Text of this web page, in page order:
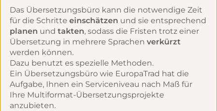
Das Übersetzungsbüro kann die notwendige Zeit
für die Schritte einschätzen und sie entsprechend
planen und takten, sodass die Fristen trotz einer
Übersetzung in mehrere Sprachen verkürzt
werden können.
Dazu benutzt es spezielle Methoden.
Ein Übersetzungsbüro wie EuropaTrad hat die
Aufgabe, Ihnen ein Serviceniveau nach Maß für
Ihre Multiformat-Übersetzungsprojekte
anzubieten.